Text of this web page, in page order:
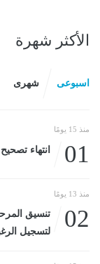
الأكثر شهرة
اسبوعى شهرى
منذ 15 يومًا
01 انتهاء
منذ 13 يومًا
02
لتسجيل